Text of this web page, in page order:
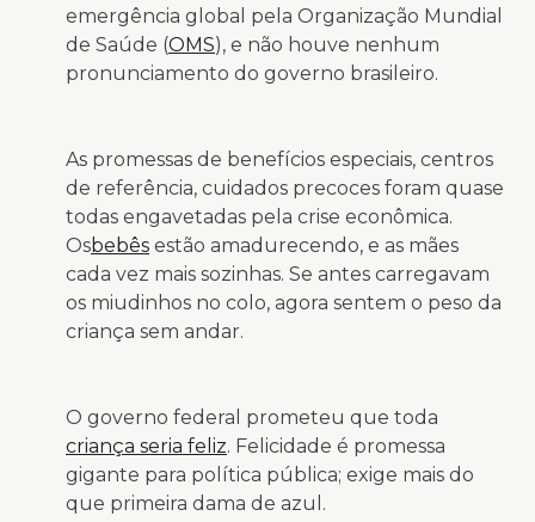
emergência global pela Organização Mundial
de Saúde (OMS), e não houve nenhum
pronunciamento do governo brasileiro.
As promessas de benefícios especiais, centros
de referência, cuidados precoces foram quase
todas engavetadas pela crise econômica.
Osbebês estão amadurecendo, e as mães
cada vez mais sozinhas. Se antes carregavam
os miudinhos no colo, agora sentem o peso da
criança sem andar.
O governo federal prometeu que toda
criança seria feliz. Felicidade é promessa
gigante para política pública; exige mais do
que primeira dama de azul.